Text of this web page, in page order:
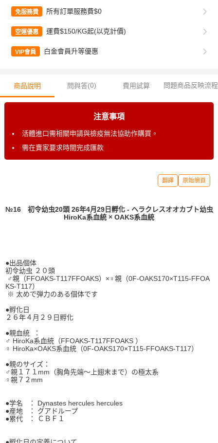
免服務費 所有訂單服務費$0
空運優惠 運費$150/KG起(以克計價)
VIP會員 白金會員升等優惠
商品說明 問與答(0) 費用試算 問題商品反映流程
注意事項
活體進口需相關申請與檢疫無法協助作購買。
需在賣家要求時間完成匯款
翻譯 原始網頁
№16 初令幼虫20頭 26年4月29日孵化 - ヘラクレスオオカブト幼虫
HiroKa系血統 × OAKS系血統
●出品個体
初令幼虫 ２０頭
♂親（FFOAKS-T117FFOAKS）×♀親（0F-OAKS170×T115-FFOA
KS-T117）
※ 太めで弾力のある個体です
●孵化日
２６年４月２９日孵化
●親血統 ：
♂ HiroKa系血統（FFOAKS-T117FFOAKS ）
♀ HiroKa×OAKS系血統（0F-OAKS170×T115-FFOAKS-T117）
●親のサイズ：
♂親１７１mm（胸角先端～上翅末まで）の極太系
♀親７２mm
●学名 ： Dynastes hercules hercules
●産地 ： グアドループ
●累代 ： ＣＢＦ１